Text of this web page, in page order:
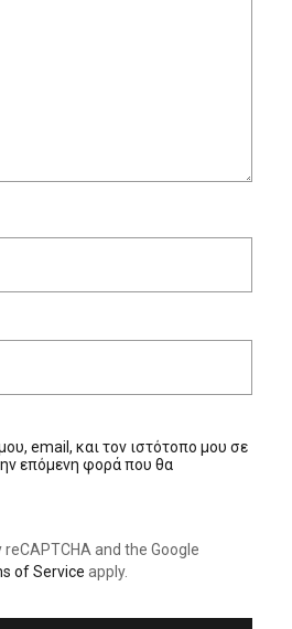
email, και τον ιστότοπο μου σε
επόμενη φορά που θα
and the Google
of Service apply.